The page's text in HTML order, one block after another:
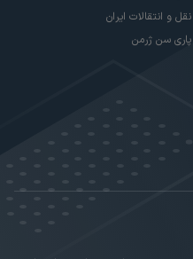
نقل و انتقالات ایران
پاری سن ژرمن